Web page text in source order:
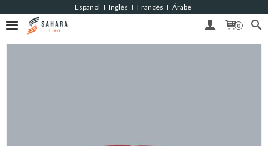
Español | Inglés | Francés | Árabe
0